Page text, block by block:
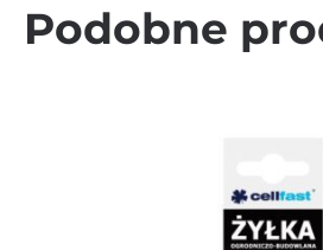
Podobne